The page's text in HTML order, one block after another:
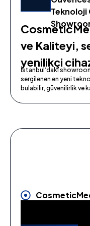
Teknoloji
ve Kaliteyi,
yenilikçi
İstanbul’daki
sergilenen en yeni
bulabilir, güvenilirlik ve